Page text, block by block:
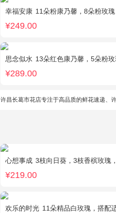
幸福安康 11朵粉康乃馨，8朵粉玫瑰，搭配相
¥249.00
思念似水 13朵红色康乃馨，5朵粉玫瑰，粉色洋
¥289.00
许昌长葛市花店专注于高品质的鲜花速递、
心想事成 3枝向日葵，3枝香槟玫瑰，搭
¥219.00
欢乐的时光 11朵精品白玫瑰，搭配适量黄莺，